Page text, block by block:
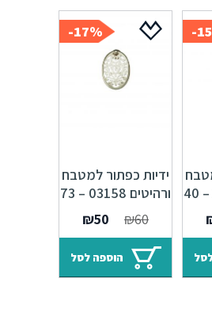
ורהיטים 12212 – 40
הנוכחי
הוא:
₪17.
17%-
ידיות כפתור למטבח
ורהיטים 03158 – 73
מ"מ כסף אורינטלי
M47 Alhambra
₪60
המחיר
המקורי
היה:
₪60.
₪50
הנוכחי
הוא:
₪50.
הוספה לסל